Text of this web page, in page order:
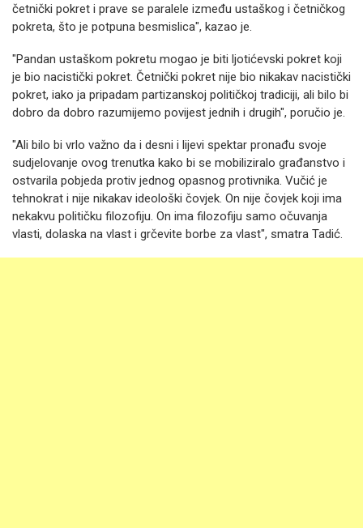
četnički pokret i prave se paralele između ustaškog i četničkog
pokreta, što je potpuna besmislica", kazao je.
"Pandan ustaškom pokretu mogao je biti ljotićevski pokret koji
je bio nacistički pokret. Četnički pokret nije bio nikakav nacistički
pokret, iako ja pripadam partizanskoj političkoj tradiciji, ali bilo bi
dobro da dobro razumijemo povijest jednih i drugih", poručio je.
"Ali bilo bi vrlo važno da i desni i lijevi spektar pronađu svoje
sudjelovanje ovog trenutka kako bi se mobiliziralo građanstvo i
ostvarila pobjeda protiv jednog opasnog protivnika. Vučić je
tehnokrat i nije nikakav ideološki čovjek. On nije čovjek koji ima
nekakvu političku filozofiju. On ima filozofiju samo očuvanja
vlasti, dolaska na vlast i grčevite borbe za vlast", smatra Tadić.